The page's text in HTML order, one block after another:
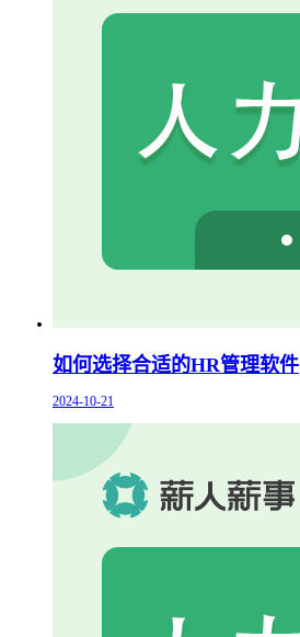
如何选择合适的HR管理软件
2024-10-21